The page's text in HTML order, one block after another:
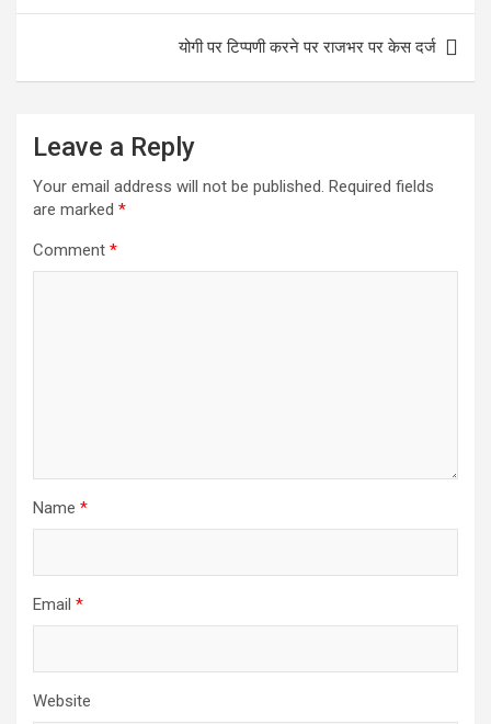
k
p
p
योगी पर टिप्पणी करने पर राजभर पर केस दर्ज
Leave a Reply
Your email address will not be published. Required fields
are marked *
Comment *
Name *
Email *
Website